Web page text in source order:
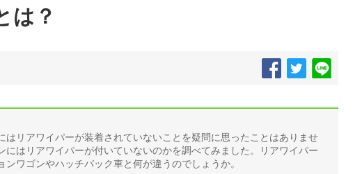
は？
はリアワイパーが装着されていないことを疑問に思ったことはありませ
にはリアワイパーが付いていないのかを調べてみました。リアワイパー
ンワゴンやハッチバック車と何が違うのでしょうか。